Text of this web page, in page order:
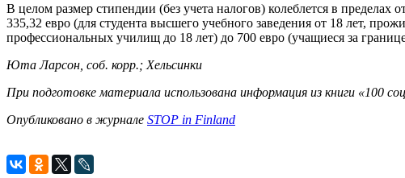
В целом размер стипендии (без учета налогов) колеблется в
335,32 евро (для студента высшего учебного заведения от 18 лет,
профессиональных училищ до 18 лет) до 700 евро (учащиеся за
Юта Ларсон, соб. корр.; Хельсинки
При подготовке материала использована информация из книги «100
Опубликовано в журнале STOP in Finland